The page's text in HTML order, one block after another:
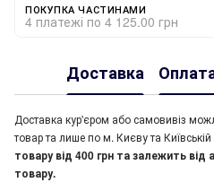
ПОКУПКА ЧАСТИНАМИ
4 платежі по 4 125.00 грн
Доставка
Доставка кур'єром або самовивіз
товар та лише по м. Києву та Київській
товару від 400 грн та залежить від
товару.